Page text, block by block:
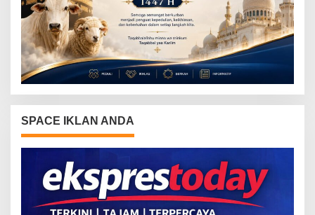
SPACE IKLAN ANDA